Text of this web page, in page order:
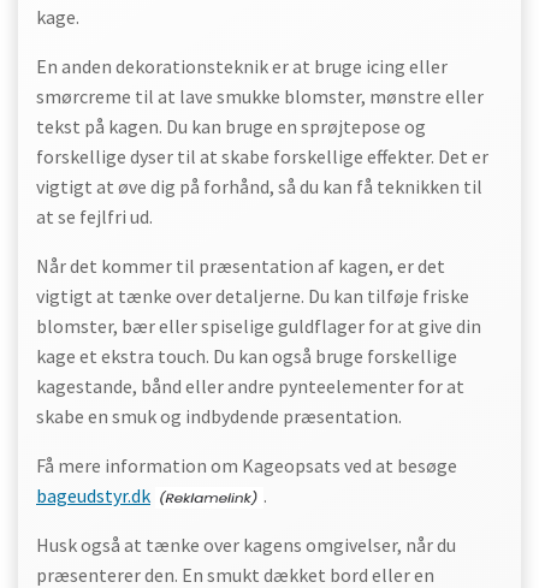
kage.
En anden dekorationsteknik er at bruge icing eller
smørcreme til at lave smukke blomster, mønstre eller
tekst på kagen. Du kan bruge en sprøjtepose og
forskellige dyser til at skabe forskellige effekter. Det er
vigtigt at øve dig på forhånd, så du kan få teknikken til
at se fejlfri ud.
Når det kommer til præsentation af kagen, er det
vigtigt at tænke over detaljerne. Du kan tilføje friske
blomster, bær eller spiselige guldflager for at give din
kage et ekstra touch. Du kan også bruge forskellige
kagestande, bånd eller andre pynteelementer for at
skabe en smuk og indbydende præsentation.
Få mere information om Kageopsats ved at besøge
bageudstyr.dk
.
Husk også at tænke over kagens omgivelser, når du
præsenterer den. En smukt dækket bord eller en